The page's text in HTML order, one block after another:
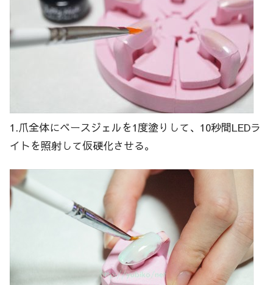
1.爪全体にベースジェルを1度塗りして、10秒間LEDラ
イトを照射して仮硬化させる。